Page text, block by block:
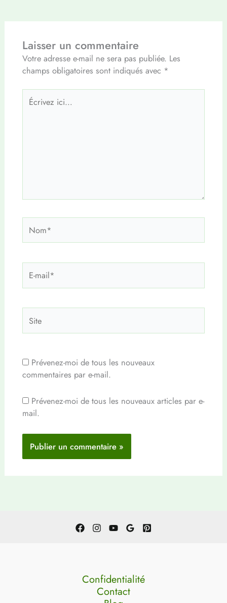
Laisser un commentaire
Votre adresse e-mail ne sera pas publiée. Les
champs obligatoires sont indiqués avec *
Écrivez
ici…
mail*
Prévenez-moi de tous les nouveaux
commentaires par e-mail.
Prévenez-moi de tous les nouveaux articles par e-
mail.
Confidentialité
Contact